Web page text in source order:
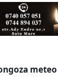
meteo